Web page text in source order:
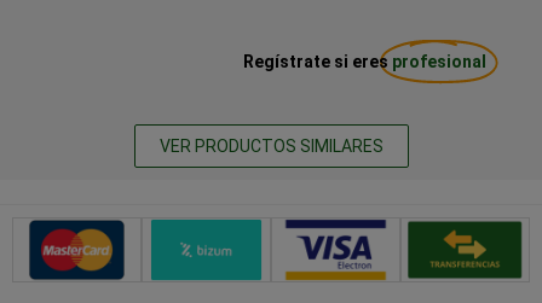
Regístrate si eres profesional
VER PRODUCTOS SIMILARES
Métodos de pago seguros